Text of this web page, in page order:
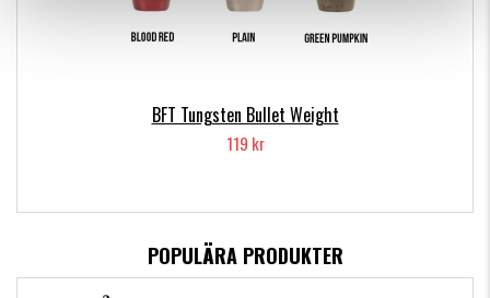
BFT Tungsten Bullet Weight
119 kr
POPULÄRA PRODUKTER